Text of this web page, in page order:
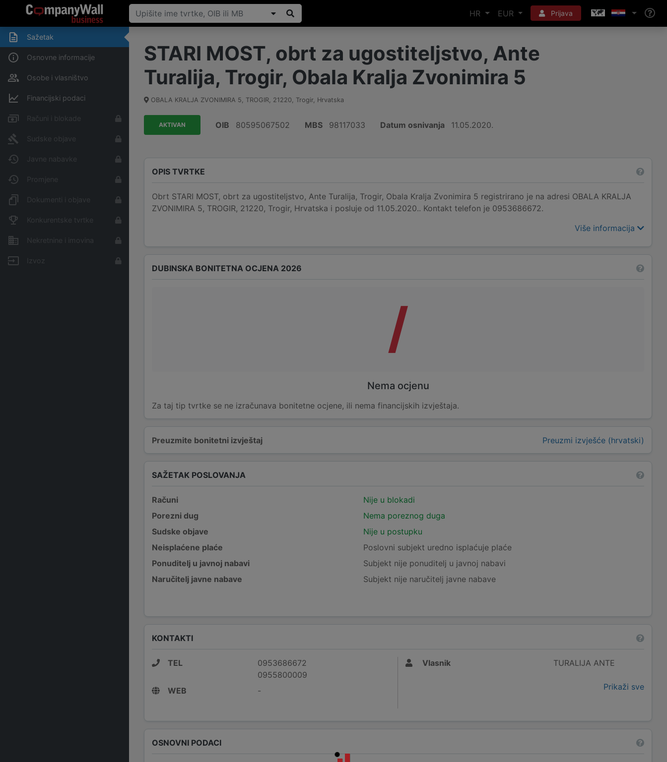
HR EUR Prijava
Sažetak
Osnovne informacije
Osobe i vlasništvo
Financijski podaci
Računi i blokade
Sudske objave
Javne nabavke
Promjene
Dokumenti i objave
Konkurentske tvrtke
Nekretnine i imovina
Izvoz
STARI MOST, obrt za ugostiteljstvo, Ante
Turalija, Trogir, Obala Kralja Zvonimira 5
OBALA KRALJA ZVONIMIRA 5, TROGIR, 21220, Trogir, Hrvatska
AKTIVAN OIB 80595067502 MBS 98117033 Datum osnivanja 11.05.2020.
OPIS TVRTKE
Obrt STARI MOST, obrt za ugostiteljstvo, Ante Turalija, Trogir, Obala Kralja Zvonimira 5 registrirano je na adresi OBALA KRALJA
ZVONIMIRA 5, TROGIR, 21220, Trogir, Hrvatska i posluje od 11.05.2020.. Kontakt telefon je 0953686672.
Više informacija
Preuzmite bonitetni izvještaj Preuzmi izvješće (hrvatski)
DUBINSKA BONITETNA OCJENA 2026
/
Nema ocjenu
Za taj tip tvrtke se ne izračunava bonitetne ocjene, ili nema financijskih izvještaja.
SAŽETAK POSLOVANJA
Računi
Nije u blokadi
Porezni dug
Nema poreznog duga
Sudske objave
Nije u postupku
Neisplaćene plaće
Poslovni subjekt uredno isplaćuje plaće
Ponuditelj u javnoj nabavi
Subjekt nije ponuditelj u javnoj nabavi
Naručitelj javne nabave
Subjekt nije naručitelj javne nabave
KONTAKTI
TEL
0953686672
0955800009
WEB
-
Vlasnik TURALIJA ANTE
Prikaži sve
OSNOVNI PODACI